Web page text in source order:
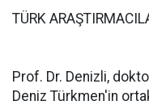
TÜRK
Prof. Dr. Denizli,
Deniz Türkmen'in